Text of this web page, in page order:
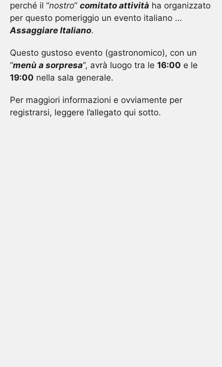
perché il “nostro” comitato attività ha organizzato
per questo pomeriggio un evento italiano …
Assaggiare Italiano.
Questo gustoso evento (gastronomico), con un
“menù a sorpresa“, avrà luogo tra le 16:00 e le
19:00 nella sala generale.
Per maggiori informazioni e ovviamente per
registrarsi, leggere l’allegato qui sotto.